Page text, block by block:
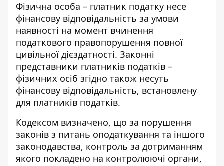
Фізична особа – платник податку несе
фінансову відповідальність за умови
наявності на момент вчинення
податкового правопорушення повної
цивільної дієздатності. Законні
представники платників податків –
фізичних осіб згідно також несуть
фінансову відповідальність, встановлену
для платників податків.
Кодексом визначено, що за порушення
законів з питань оподаткування та іншого
законодавства, контроль за дотриманням
якого покладено на контролюючі органи,